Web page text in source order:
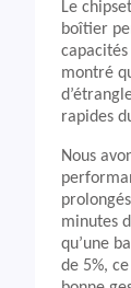
Le
boîtier
capacités
montré
rapides
Nous
minutes
qu’une
de 5%,